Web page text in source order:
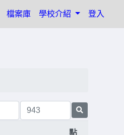
檔案庫 學校介紹 登入
點